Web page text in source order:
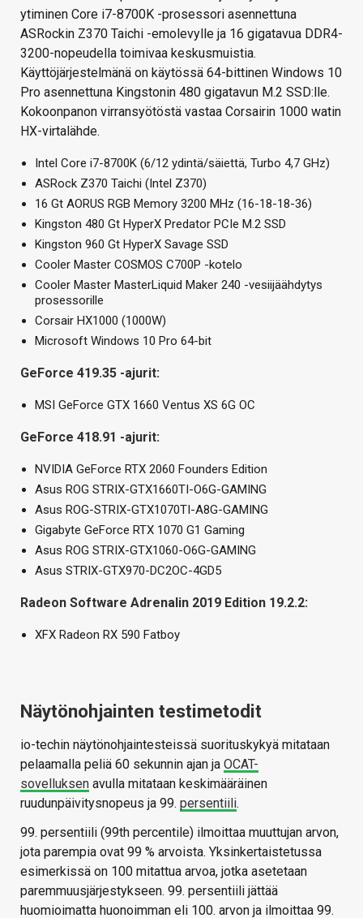
ytiminen Core i7-8700K -prosessori asennettuna
ASRockin Z370 Taichi -emolevylle ja 16 gigatavua DDR4-
3200-nopeudella toimivaa keskusmuistia.
Käyttöjärjestelmänä on käytössä 64-bittinen Windows 10
Pro asennettuna Kingstonin 480 gigatavun M.2 SSD:lle.
Kokoonpanon virransyötöstä vastaa Corsairin 1000 watin
HX-virtalähde.
Intel Core i7-8700K (6/12 ydintä/säiettä, Turbo 4,7 GHz)
ASRock Z370 Taichi (Intel Z370)
16 Gt AORUS RGB Memory 3200 MHz (16-18-18-36)
Kingston 480 Gt HyperX Predator PCIe M.2 SSD
Kingston 960 Gt HyperX Savage SSD
Cooler Master COSMOS C700P -kotelo
Cooler Master MasterLiquid Maker 240 -vesiijäähdytys
prosessorille
Corsair HX1000 (1000W)
Microsoft Windows 10 Pro 64-bit
GeForce 419.35 -ajurit:
MSI GeForce GTX 1660 Ventus XS 6G OC
GeForce 418.91 -ajurit:
NVIDIA GeForce RTX 2060 Founders Edition
Asus ROG STRIX-GTX1660TI-O6G-GAMING
Asus ROG-STRIX-GTX1070TI-A8G-GAMING
Gigabyte GeForce RTX 1070 G1 Gaming
Asus ROG STRIX-GTX1060-O6G-GAMING
Asus STRIX-GTX970-DC2OC-4GD5
Radeon Software Adrenalin 2019 Edition 19.2.2:
XFX Radeon RX 590 Fatboy
Näytönohjainten testimetodit
io-techin näytönohjaintesteissä suorituskykyä mitataan
pelaamalla peliä 60 sekunnin ajan ja OCAT-
sovelluksen avulla mitataan keskimääräinen
ruudunpäivitysnopeus ja 99. persentiili.
99. persentiili (99th percentile) ilmoittaa muuttujan arvon,
jota parempia ovat 99 % arvoista. Yksinkertaistetussa
esimerkissä on 100 mitattua arvoa, jotka asetetaan
paremmuusjärjestykseen. 99. persentiili jättää
huomioimatta huonoimman eli 100. arvon ja ilmoittaa 99.